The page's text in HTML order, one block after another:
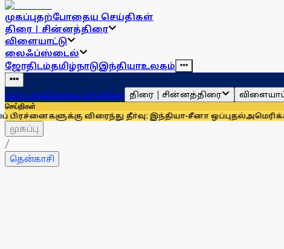
முகப்புதற்போதைய செய்திகள்
திரை | சின்னத்திரை
விளையாட்டு
லைஃப்ஸ்டைல்
ஜோதிடம்தமிழ்நாடுஇந்தியாஉலகம்
முகப்புதற்போதைய செய்திகள் திரை | சின்னத்திரை
செய்திகள்
விரைந்து தீா்வு: இந்தியா-சீனா ஒப்புதல்அமெரிக்காவில்
முகப்பு
/
தென்காசி